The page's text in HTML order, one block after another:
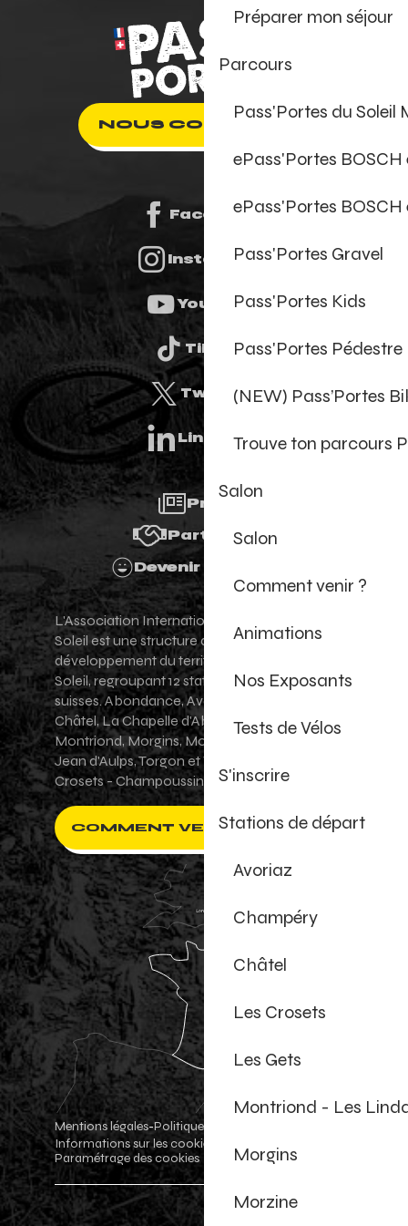
Préparer mon séjour
Parcours
Pass'Portes du Soleil
ePass'Portes
ePass'Portes
Pass'Portes Gravel
Pass'Portes Kids
Pass'Portes Pédestre
(NEW) Pass’Portes
Trouve ton parcours
Salon
Salon
Comment venir ?
Animations
Nos Exposants
Tests de Vélos
S'inscrire
Stations de départ
Avoriaz
Champéry
Châtel
Les Crosets
Les Gets
Montriond - Les
Morgins
Morzine
NOUS CONTACTER
Facebook
Instagram
Youtube
Tiktok
Twitter
Linkedin
Presse
Partenaires
Devenir Bénévole
L'Association Internationale des Portes du
Soleil est une structure de promotion et de
développement du territoire des Portes du
Soleil, regroupant 12 stations villages franco-
suisses. Abondance, Avoriaz 1800, Champéry,
Châtel, La Chapelle d'Abondance, Les Gets,
Montriond, Morgins, Morzine-Avoriaz, Saint-
Jean d'Aulps, Torgon et Val-d'Illiez - Les
Crosets - Champoussin.
COMMENT VENIR ?
Mentions légales-Politique de confidentialité
Informations sur les cookies
Paramétrage des cookies